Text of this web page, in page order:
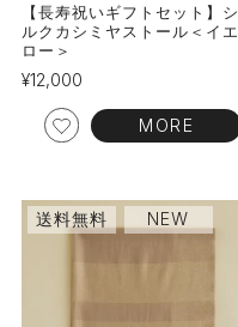
【長寿祝いギフトセット】シ
ルクカシミヤストール＜イエ
ロー＞
¥12,000
MORE
送料無料 NEW